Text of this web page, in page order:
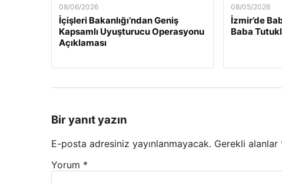
08/06/2026
İçişleri Bakanlığı’ndan Geniş
Kapsamlı Uyuşturucu Operasyonu
Açıklaması
08/05/2026
İzmir’de
Baba
Bir yanıt yazın
E-posta adresiniz yayınlanmayacak. Gerekli alanlar
Yorum *